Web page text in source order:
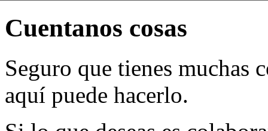
Cuentanos cosas
Seguro que tienes muchas
aquí puede hacerlo.